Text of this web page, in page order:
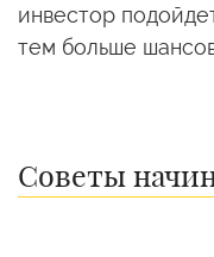
инвестор
тем больше
Советы